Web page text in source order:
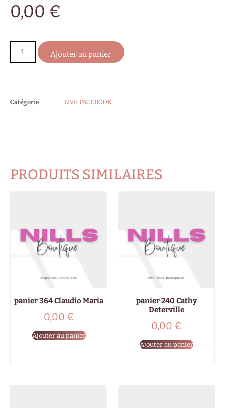
0,00 €
Ajouter au panier
Catégorie LIVE FACEBOOK
PRODUITS SIMILAIRES
panier 364 Claudio Maria
0,00 €
Ajouter au panier
panier 240 Cathy
Deterville
0,00 €
Ajouter au panier